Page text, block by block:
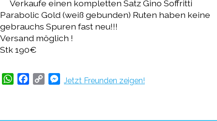
Verkaufe einen kompletten Satz Gino Soffritti
Parabolic Gold (weiß gebunden) Ruten haben keine
gebrauchs Spuren fast neu!!!
Versand möglich !
Stk 190€
WhatsApp
Facebook
Copy Messenger
Jetzt Freunden zeigen!